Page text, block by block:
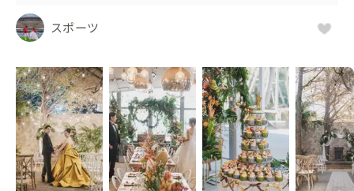
スポーツ